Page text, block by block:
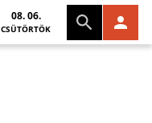
08. 06.
CSÜTÖRTÖK